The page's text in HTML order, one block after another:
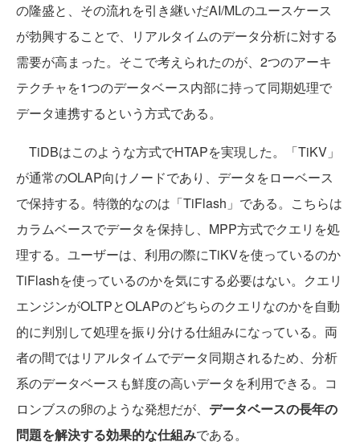
の隆盛と、その流れを引き継いだAI/MLのユースケース
が勃興することで、リアルタイムのデータ分析に対する
需要が高まった。そこで考えられたのが、2つのアーキ
テクチャを1つのデータベース内部に持って同期処理で
データ連携するという方式である。
TiDBはこのような方式でHTAPを実現した。「TiKV」
が通常のOLAP向けノードであり、データをローベース
で保持する。特徴的なのは「TiFlash」である。こちらは
カラムベースでデータを保持し、MPP方式でクエリを処
理する。ユーザーは、利用の際にTiKVを使っているのか
TiFlashを使っているのかを気にする必要はない。クエリ
エンジンがOLTPとOLAPのどちらのクエリなのかを自動
的に判別して処理を振り分ける仕組みになっている。両
者の間ではリアルタイムでデータ同期されるため、分析
系のデータベースも鮮度の高いデータを利用できる。コ
ロンブスの卵のような発想だが、 データベースの長年の
問題を解決する効果的な仕組みである。